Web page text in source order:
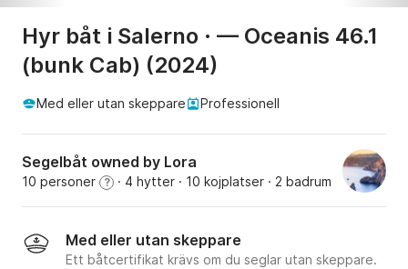
Hyr båt i Salerno · — Oceanis 46.1
(bunk Cab) (2024)
Med eller utan skeppare Professionell
Segelbåt owned by Lora
10 personer ? · 4 hytter · 10 kojplatser · 2 badrum
Med eller utan skeppare
Ett båtcertifikat krävs om du seglar utan skeppare.